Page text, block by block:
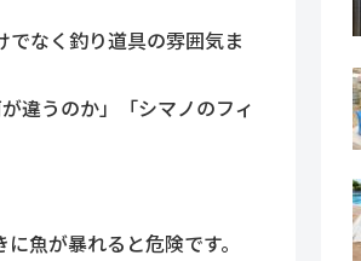
なく釣り道具の雰囲気ま
違うのか」「シマノのフィ
魚が暴れると危険です。